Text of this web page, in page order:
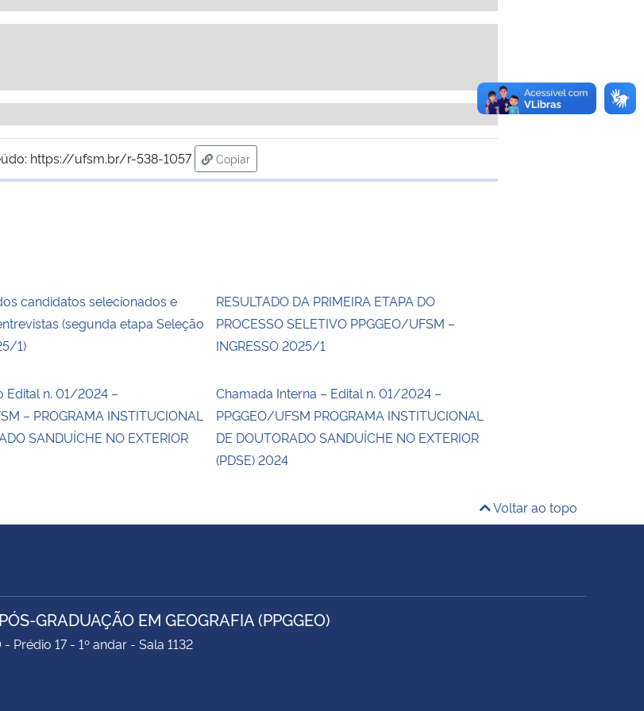
https://ufsm.br/r-538-1057
Copiar
para área de transferência
candidatos selecionados e
(segunda etapa Seleção
1)
RESULTADO DA PRIMEIRA ETAPA DO
PROCESSO SELETIVO PPGGEO/UFSM –
INGRESSO 2025/1
Edital n. 01/2024 –
– PROGRAMA INSTITUCIONAL
SANDUÍCHE NO EXTERIOR
Chamada Interna – Edital n. 01/2024 –
PPGGEO/UFSM PROGRAMA INSTITUCIONAL
DE DOUTORADO SANDUÍCHE NO EXTERIOR
(PDSE) 2024
Voltar ao topo
GRADUAÇÃO EM GEOGRAFIA (PPGGEO)
Prédio 17 - 1º andar - Sala 1132